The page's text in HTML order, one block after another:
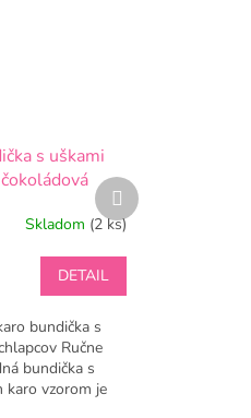
s uškami
Skladom (2 ks)
DETAIL
bundička s
Ručne
bundička s
karo vzorom je
Ďalší
produkt